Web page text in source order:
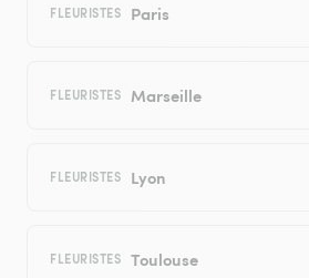
FLEURISTES Paris
FLEURISTES Marseille
FLEURISTES Lyon
FLEURISTES Toulouse